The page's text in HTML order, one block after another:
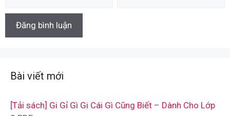
Bài viết mới
[Tải sách] Gi Gỉ Gì Gi Cái Gì Cũng Biết – Dành Cho Lớp